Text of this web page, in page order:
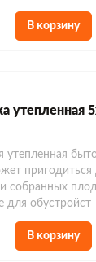
с отделкой
с тамбуром
утепленные
м
без окон
с печкой
с навесом
из вагонки
из оргалита
разборные
для дачи
для
с санузлом
с душем
и душем
в аренду 2м
в аренду 3м
В корзину
утепленная
утепленная
пригодиться
собранных
для обустройст
В корзину